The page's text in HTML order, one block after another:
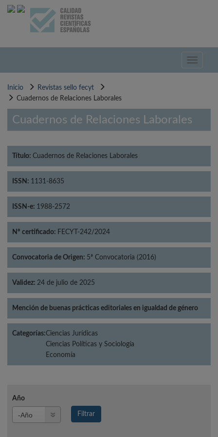
Pasar
Toggle
Inicio
Revistas sello fecyt
Cuadernos de Relaciones Laborales
Cuadernos de Relaciones Laborales
Título: Cuadernos de Relaciones Laborales
ISSN: 1131-8635
ISSN-e: 1988-2572
Nº certificado: FECYT-242/2024
Convocatoria de Origen: 5ª Convocatoria (2016)
Validez: 24 de julio de 2025
Mención de buenas prácticas editoriales en igualdad de género
Categorías:Ciencias Jurídicas
Ciencias Políticas y Sociología
Economía
Año
Filtrar